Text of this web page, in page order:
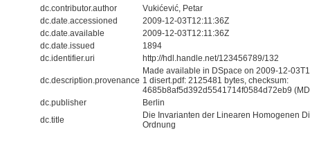
dc.contributor.author
Vukićević, Petar
dc.date.accessioned
2009-12-03T12:11:36Z
dc.date.available
2009-12-03T12:11:36Z
dc.date.issued
1894
dc.identifier.uri
http://hdl.handle.net/123456789/132
dc.description.provenance
Made available in DSpace on 2009-12-
1 disert.pdf: 2125481 bytes, checksum:
4685b8af5d392d5541714f0584d72eb9
dc.publisher
Berlin
dc.title
Die Invarianten der Linearen Homogenen
Ordnung